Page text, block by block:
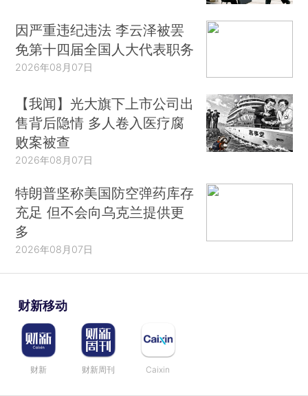
因严重违纪违法 李云泽被罢
免第十四届全国人大代表职务
2026年08月07日
【我闻】光大旗下上市公司出
售背后隐情 多人卷入医疗腐
败案被查
2026年08月07日
特朗普坚称美国防空弹药库存
充足 但不会向乌克兰提供更
多
2026年08月07日
财新移动
财新 财新周刊 Caixin